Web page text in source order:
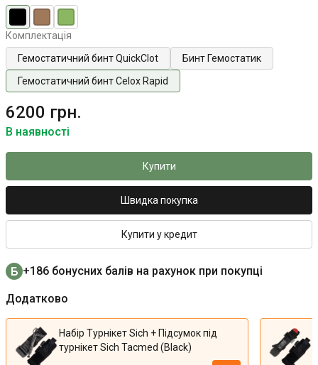
Комплектація
Гемостатичний бинт QuickClot
Бинт Гемостатик
Гемостатичний бинт Celox Rapid
6200 грн.
В наявності
Купити
Швидка покупка
Купити у кредит
+186 бонусних балів на рахунок при покупці
Додатково
Набір Турнікет Sich + Підсумок під
турнікет Sich Tacmed (Black)